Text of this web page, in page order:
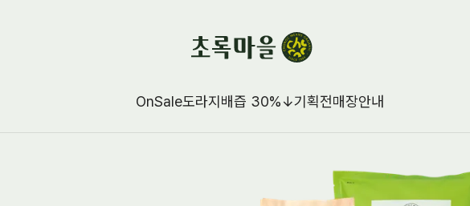
OnSale도라지배즙 30%↓기획전매장안내